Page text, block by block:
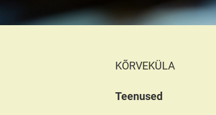
KÕRVEKÜLA
Teenused